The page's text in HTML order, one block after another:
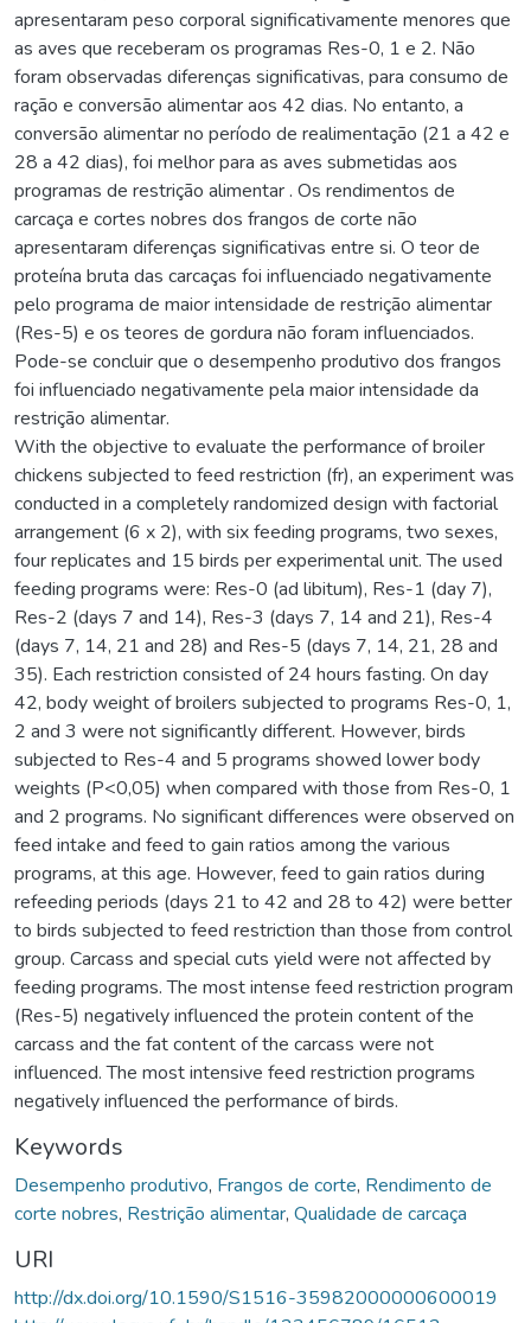
apresentaram peso corporal significativamente menores que
as aves que receberam os programas Res-0, 1 e 2. Não
foram observadas diferenças significativas, para consumo de
ração e conversão alimentar aos 42 dias. No entanto, a
conversão alimentar no período de realimentação (21 a 42 e
28 a 42 dias), foi melhor para as aves submetidas aos
programas de restrição alimentar . Os rendimentos de
carcaça e cortes nobres dos frangos de corte não
apresentaram diferenças significativas entre si. O teor de
proteína bruta das carcaças foi influenciado negativamente
pelo programa de maior intensidade de restrição alimentar
(Res-5) e os teores de gordura não foram influenciados.
Pode-se concluir que o desempenho produtivo dos frangos
foi influenciado negativamente pela maior intensidade da
restrição alimentar.
With the objective to evaluate the performance of broiler
chickens subjected to feed restriction (fr), an experiment was
conducted in a completely randomized design with factorial
arrangement (6 x 2), with six feeding programs, two sexes,
four replicates and 15 birds per experimental unit. The used
feeding programs were: Res-0 (ad libitum), Res-1 (day 7),
Res-2 (days 7 and 14), Res-3 (days 7, 14 and 21), Res-4
(days 7, 14, 21 and 28) and Res-5 (days 7, 14, 21, 28 and
35). Each restriction consisted of 24 hours fasting. On day
42, body weight of broilers subjected to programs Res-0, 1,
2 and 3 were not significantly different. However, birds
subjected to Res-4 and 5 programs showed lower body
weights (P<0,05) when compared with those from Res-0, 1
and 2 programs. No significant differences were observed on
feed intake and feed to gain ratios among the various
programs, at this age. However, feed to gain ratios during
refeeding periods (days 21 to 42 and 28 to 42) were better
to birds subjected to feed restriction than those from control
group. Carcass and special cuts yield were not affected by
feeding programs. The most intense feed restriction program
(Res-5) negatively influenced the protein content of the
carcass and the fat content of the carcass were not
influenced. The most intensive feed restriction programs
negatively influenced the performance of birds.
Keywords
Desempenho produtivo, Frangos de corte, Rendimento de
corte nobres, Restrição alimentar, Qualidade de carcaça
URI
http://dx.doi.org/10.1590/S1516-35982000000600019